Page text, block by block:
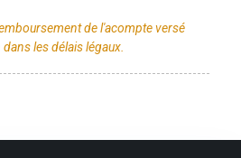
de l'acompte versé